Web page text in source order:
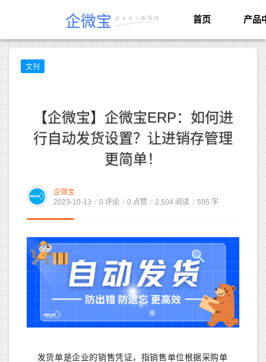
企微宝 首页 产品
文刊
【企微宝】企微宝ERP：如何进
行自动发货设置？让进销存管理
更简单！
企微宝
2023-10-13 / 0 评论 / 0 点赞 / 2,504 阅读 / 595 字
发货单是企业的销售凭证，指销售单位根据采购单